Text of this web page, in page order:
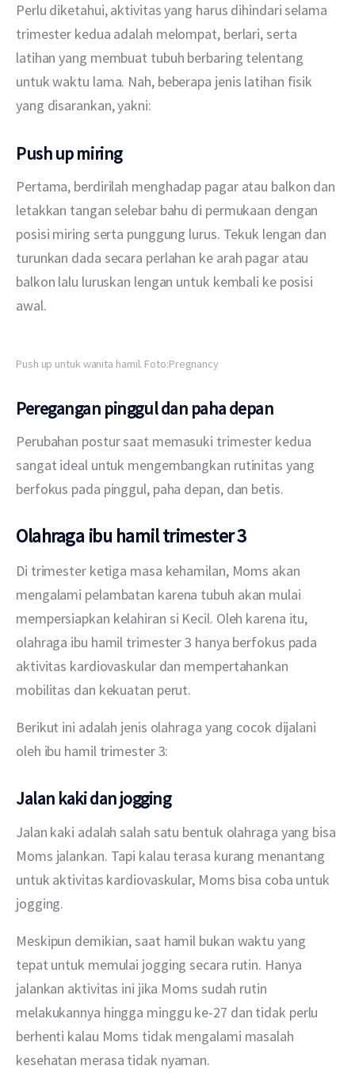
Perlu diketahui, aktivitas yang harus dihindari selama
trimester kedua adalah melompat, berlari, serta
latihan yang membuat tubuh berbaring telentang
untuk waktu lama. Nah, beberapa jenis latihan fisik
yang disarankan, yakni:
Push up miring
Pertama, berdirilah menghadap pagar atau balkon dan
letakkan tangan selebar bahu di permukaan dengan
posisi miring serta punggung lurus. Tekuk lengan dan
turunkan dada secara perlahan ke arah pagar atau
balkon lalu luruskan lengan untuk kembali ke posisi
awal.
Push up untuk wanita hamil. Foto:Pregnancy
Peregangan pinggul dan paha depan
Perubahan postur saat memasuki trimester kedua
sangat ideal untuk mengembangkan rutinitas yang
berfokus pada pinggul, paha depan, dan betis.
Olahraga ibu hamil trimester 3
Di trimester ketiga masa kehamilan, Moms akan
mengalami pelambatan karena tubuh akan mulai
mempersiapkan kelahiran si Kecil. Oleh karena itu,
olahraga ibu hamil trimester 3 hanya berfokus pada
aktivitas kardiovaskular dan mempertahankan
mobilitas dan kekuatan perut.
Berikut ini adalah jenis olahraga yang cocok dijalani
oleh ibu hamil trimester 3:
Jalan kaki dan jogging
Jalan kaki adalah salah satu bentuk olahraga yang bisa
Moms jalankan. Tapi kalau terasa kurang menantang
untuk aktivitas kardiovaskular, Moms bisa coba untuk
jogging.
Meskipun demikian, saat hamil bukan waktu yang
tepat untuk memulai jogging secara rutin. Hanya
jalankan aktivitas ini jika Moms sudah rutin
melakukannya hingga minggu ke-27 dan tidak perlu
berhenti kalau Moms tidak mengalami masalah
kesehatan merasa tidak nyaman.